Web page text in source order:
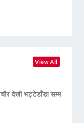
View All
देखी भट्टेडाँडा सम्म